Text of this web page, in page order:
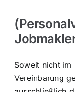
Soweit nicht im
Vereinbarung